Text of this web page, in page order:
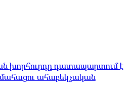
խորհուրդը դատապարտում է
ահաբեկչական